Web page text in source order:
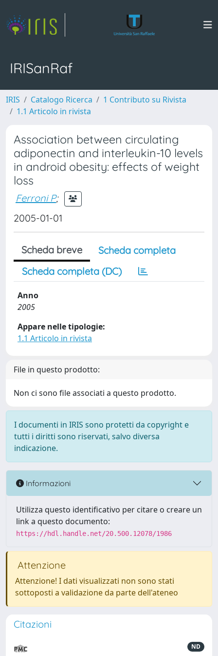
IRISanRaf
IRIS Catalogo Ricerca
1 Contributo su Rivista
1.1 Articolo in rivista
Association between circulating
adiponectin and interleukin-10 levels
in android obesity: effects of weight
loss
Ferroni P;
2005-01-01
Scheda breve
Scheda completa
Scheda completa (DC)
Anno
2005
Appare nelle tipologie:
1.1 Articolo in rivista
File in questo prodotto:
Non ci sono file associati a questo prodotto.
I documenti in IRIS sono protetti da copyright e
tutti i diritti sono riservati, salvo diversa
indicazione.
Informazioni
Utilizza questo identificativo per citare o creare un
link a questo documento:
https://hdl.handle.net/20.500.12078/1986
Attenzione
Attenzione! I dati visualizzati non sono stati
sottoposti a validazione da parte dell'ateneo
Citazioni
ND